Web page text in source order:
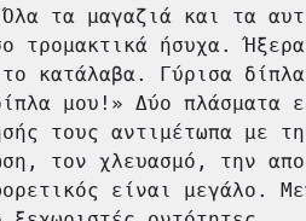
τα μαγαζιά και τα
τρομακτικά ήσυχα.
κατάλαβα. Γύρισα
μου!» Δύο πλάσματα
τους αντιμέτωπα με
τον χλευασμό, την
είναι μεγάλο.